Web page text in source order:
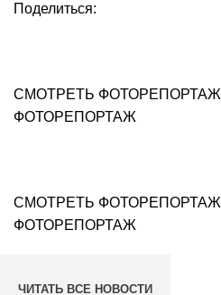
Поделиться:
СМОТРЕТЬ ФОТОРЕПОРТАЖ
ФОТОРЕПОРТАЖ
СМОТРЕТЬ ФОТОРЕПОРТАЖ
ФОТОРЕПОРТАЖ
ЧИТАТЬ ВСЕ НОВОСТИ